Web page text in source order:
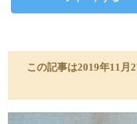
この記事は2019年11月